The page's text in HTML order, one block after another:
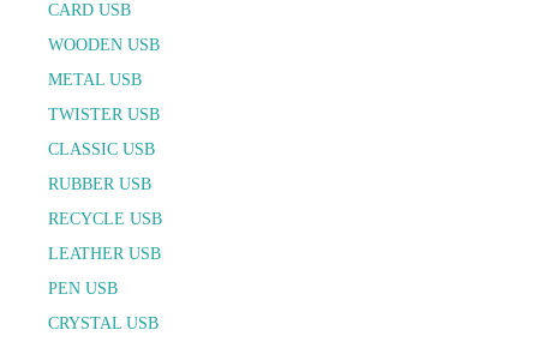
CARD USB
WOODEN USB
METAL USB
TWISTER USB
CLASSIC USB
RUBBER USB
RECYCLE USB
LEATHER USB
PEN USB
CRYSTAL USB